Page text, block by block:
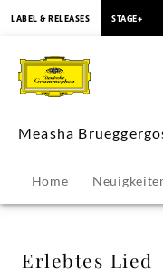
Erlebtes
Lied
Measha
LABEL & RELEASES STAGE+
Measha
Home
Erlebtes Lied